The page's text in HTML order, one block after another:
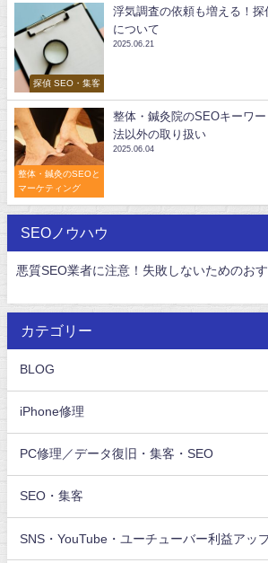
探偵 SEO・集客
浮気調査の依頼も増える！
について
2025.06.21
整体・鍼灸のSEOと
マーケティング
整体・鍼灸院のSEOキーワ
法以外の取り扱い
2025.06.04
SEOノウハウ
悪質SEO業者に注意！失敗しないためのお
カテゴリー
BLOG
iPhone修理
PC修理／データ復旧・集客・SEO
SEO・集客
SNS・YouTube・ユーチューバー利益アッ